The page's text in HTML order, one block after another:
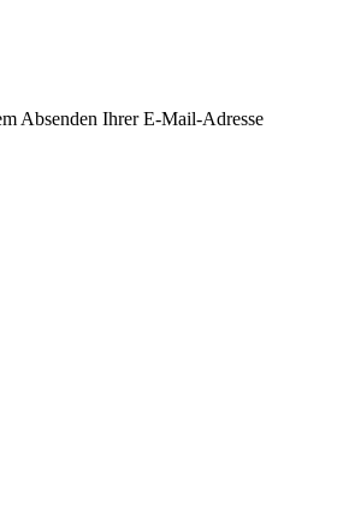
Absenden Ihrer E-Mail-Adresse